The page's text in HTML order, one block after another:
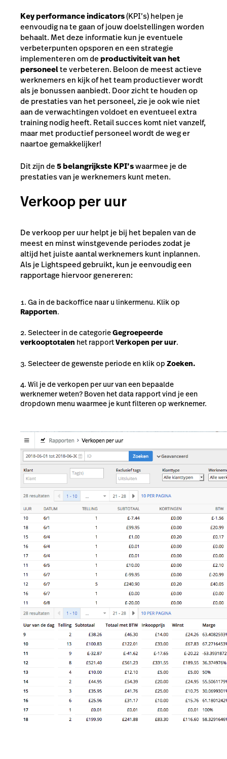
Key performance indicators(KPI’s) helpen je
eenvoudig na te gaan of jouw doelstellingen worden
behaalt. Met deze informatie kun je eventuele
verbeterpunten opsporen en een strategie
implementeren om deproductiviteit van het
personeelte verbeteren. Beloon de meest actieve
werknemers en kijk of het team productiever wordt
als je bonussen aanbiedt. Door zicht te houden op
de prestaties van het personeel, zie je ook wie niet
aan de verwachtingen voldoet en eventueel extra
training nodig heeft. Retail succes komt niet vanzelf,
maar met productief personeel wordt de weg er
naartoe gemakkelijker!
Dit zijn de5 belangrijkste KPI’swaarmee je de
prestaties van je werknemers kunt meten.
Verkoop per uur
De verkoop per uur helpt je bij het bepalen van de
meest en minst winstgevende periodes zodat je
altijd het juiste aantal werknemers kunt inplannen.
Als je Lightspeed gebruikt, kun je eenvoudig een
rapportage hiervoor genereren:
Ga in de backoffice naar u linkermenu. Klik op
Rapporten.
Selecteer in de categorieGegroepeerde
verkooptotalen het rapportVerkopen per uur.
Selecteer de gewenste periode en klik op Zoeken.
Wil je de verkopen per uur van een bepaalde
werknemer weten? Boven het data rapport vind je een
dropdown menu waarmee je kunt filteren op werknemer.